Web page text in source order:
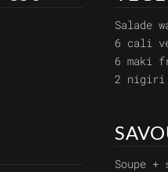
Salade
6 cali
6 maki
2 nigiri
Soupe